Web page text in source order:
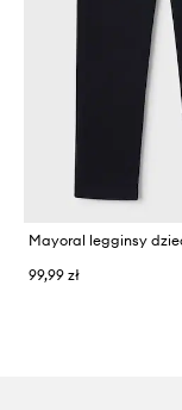
99,99 zł